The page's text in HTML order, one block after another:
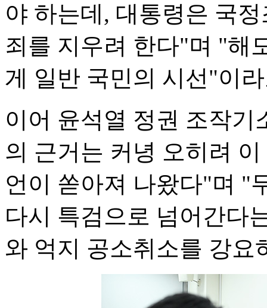
야 하는데, 대통령은 국
죄를 지우려 한다"며 "해
게 일반 국민의 시선"이
이어 윤석열 정권 조작
의 근거는 커녕 오히려
언이 쏟아져 나왔다"며 "
다시 특검으로 넘어간다
와 억지 공소취소를 강